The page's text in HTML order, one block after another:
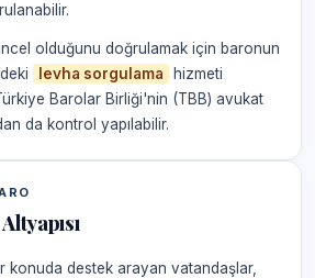
olduğunu doğrulamak için baronun
levha sorgulama
hizmeti
Barolar Birliği'nin (TBB) avukat
da kontrol yapılabilir.
konuda destek arayan vatandaşlar,